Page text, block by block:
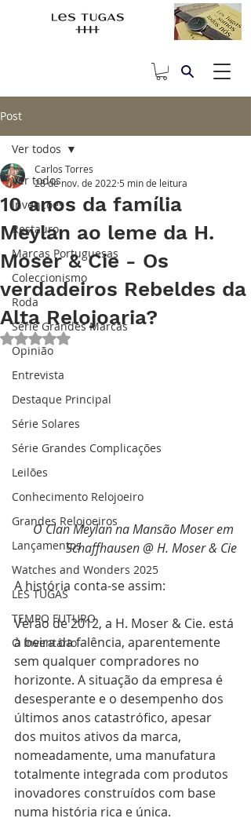
Post
Ver todos
Invenções
Restauro
Marcas Portuguesas
Coleccionismo
Roda
Série Grandes Marcas
Opinião
Entrevista
Destaque Principal
Série Solares
Série Grandes Complicações
Leilões
Conhecimento Relojoeiro
Grandes Relojoeiros
Lançamentos
Watches and Wonders 2025
LES TUGAS
TEMPO FUTURO
O Inventário
Ver todos
10 anos da família
Meylan ao leme da H.
Moser & Cie - Os
verdadeiros Rebeldes da
Alta Relojoaria?
Carlos Torres
28 de nov. de 2022 5 min de leitura
Avaliado com NaN de 5 estrelas.
O Clan Meylan na Mansão Moser em
Schaffhausen @ H. Moser & Cie
A história conta-se assim:
Verão de 2012, a H. Moser & Cie. está
à beira da falência, aparentemente
sem qualquer compradores no
horizonte. A situação da empresa é
desesperante e o desempenho dos
últimos anos catastrófico, apesar
dos muitos ativos da marca,
nomeadamente, uma manufatura
totalmente integrada com produtos
inovadores construídos com base
numa história rica e única.